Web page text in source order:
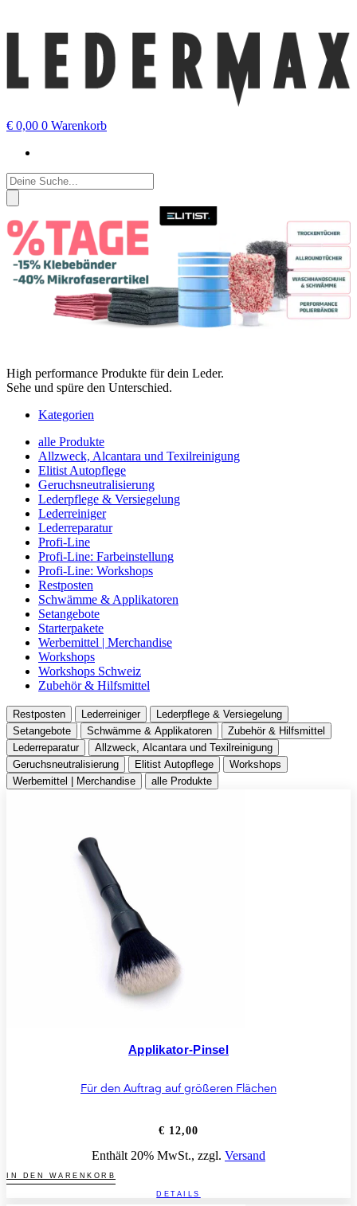
€ 0,00 0 Warenkorb
Products
search
High performance Produkte für dein Leder.
Sehe und spüre den Unterschied.
Kategorien
alle Produkte
Allzweck, Alcantara und Texilreinigung
Elitist Autopflege
Geruchsneutralisierung
Lederpflege & Versiegelung
Lederreiniger
Lederreparatur
Profi-Line
Profi-Line: Farbeinstellung
Profi-Line: Workshops
Restposten
Schwämme & Applikatoren
Setangebote
Starterpakete
Werbemittel | Merchandise
Workshops
Workshops Schweiz
Zubehör & Hilfsmittel
Restposten Lederreiniger
Lederpflege & Versiegelung
Setangebote
Schwämme & Applikatoren
Zubehör & Hilfsmittel
Lederreparatur
Allzweck, Alcantara und Texilreinigung
Geruchsneutralisierung
Elitist Autopflege
Workshops
Werbemittel | Merchandise
alle Produkte
Applikator-Pinsel
Für den Auftrag auf größeren Flächen
€ 12,00
Enthält 20% MwSt., zzgl. Versand
IN DEN WARENKORB
DETAILS